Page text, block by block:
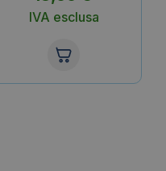
IVA esclusa